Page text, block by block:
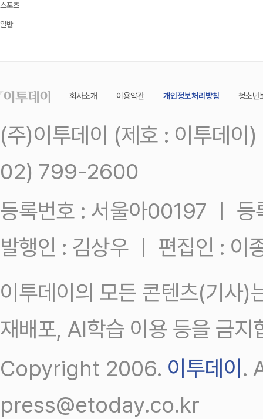
스포츠
일반
회사소개 이용약관 개인정보처리방침 청소년
(주)이투데이 (제호 : 이투데
02) 799-2600
등록번호 : 서울아00197 ㅣ
발행인 : 김상우 ㅣ 편집인 : 이
이투데이의 모든 콘텐츠(기사)
재배포, AI학습 이용 등을 금지
Copyright 2006. 이투데이 .
press@etoday.co.kr